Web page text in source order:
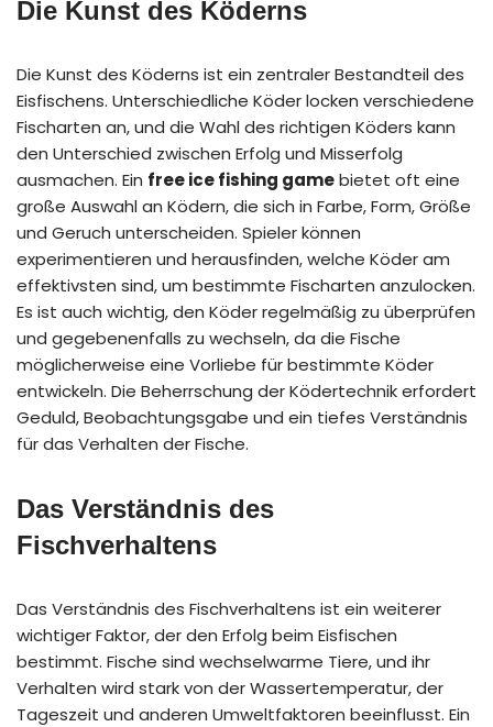
Die Kunst des Köderns
Die Kunst des Köderns ist ein zentraler Bestandteil des
Eisfischens. Unterschiedliche Köder locken verschiedene
Fischarten an, und die Wahl des richtigen Köders kann
den Unterschied zwischen Erfolg und Misserfolg
ausmachen. Ein free ice fishing gamebietet oft eine
große Auswahl an Ködern, die sich in Farbe, Form, Größe
und Geruch unterscheiden. Spieler können
experimentieren und herausfinden, welche Köder am
effektivsten sind, um bestimmte Fischarten anzulocken.
Es ist auch wichtig, den Köder regelmäßig zu überprüfen
und gegebenenfalls zu wechseln, da die Fische
möglicherweise eine Vorliebe für bestimmte Köder
entwickeln. Die Beherrschung der Ködertechnik erfordert
Geduld, Beobachtungsgabe und ein tiefes Verständnis
für das Verhalten der Fische.
Das Verständnis des
Fischverhaltens
Das Verständnis des Fischverhaltens ist ein weiterer
wichtiger Faktor, der den Erfolg beim Eisfischen
bestimmt. Fische sind wechselwarme Tiere, und ihr
Verhalten wird stark von der Wassertemperatur, der
Tageszeit und anderen Umweltfaktoren beeinflusst. Ein